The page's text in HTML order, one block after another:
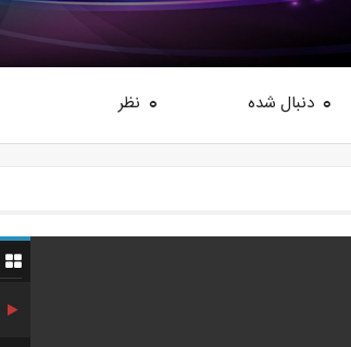
0 دنبال شده 0 نظر